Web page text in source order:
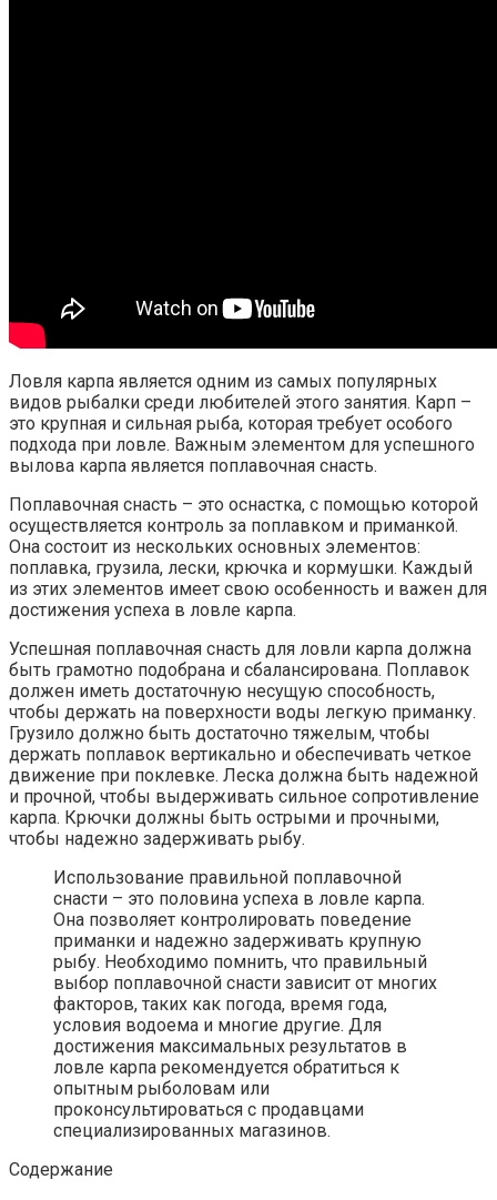
Ловля карпа является одним из самых популярных
видов рыбалки среди любителей этого занятия. Карп –
это крупная и сильная рыба, которая требует особого
подхода при ловле. Важным элементом для успешного
вылова карпа является поплавочная снасть.
Поплавочная снасть – это оснастка, с помощью которой
осуществляется контроль за поплавком и приманкой.
Она состоит из нескольких основных элементов:
поплавка, грузила, лески, крючка и кормушки. Каждый
из этих элементов имеет свою особенность и важен для
достижения успеха в ловле карпа.
Успешная поплавочная снасть для ловли карпа должна
быть грамотно подобрана и сбалансирована. Поплавок
должен иметь достаточную несущую способность,
чтобы держать на поверхности воды легкую приманку.
Грузило должно быть достаточно тяжелым, чтобы
держать поплавок вертикально и обеспечивать четкое
движение при поклевке. Леска должна быть надежной
и прочной, чтобы выдерживать сильное сопротивление
карпа. Крючки должны быть острыми и прочными,
чтобы надежно задерживать рыбу.
Использование правильной поплавочной
снасти – это половина успеха в ловле карпа.
Она позволяет контролировать поведение
приманки и надежно задерживать крупную
рыбу. Необходимо помнить, что правильный
выбор поплавочной снасти зависит от многих
факторов, таких как погода, время года,
условия водоема и многие другие. Для
достижения максимальных результатов в
ловле карпа рекомендуется обратиться к
опытным рыболовам или
проконсультироваться с продавцами
специализированных магазинов.
Содержание